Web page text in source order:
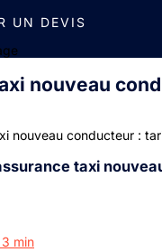
UN DEVIS
nouveau
nouveau conducteur :
taxi
min